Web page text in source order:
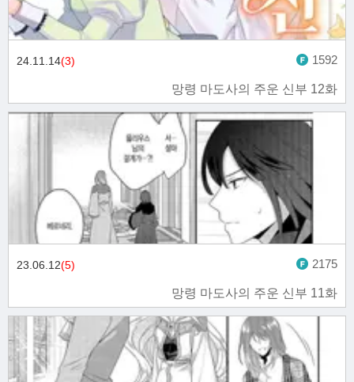
망령 마도사의 주운 신부 12화
24.11.14(3) 1592
망령 마도사의 주운 신부 11화
23.06.12(5) 2175